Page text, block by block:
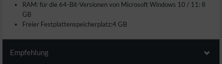
RAM: für die 64-Bit-Versionen von Microsoft Windows 10 / 11: 8
GB
Freier Festplattenspeicherplatz:4 GB
Empfehlung